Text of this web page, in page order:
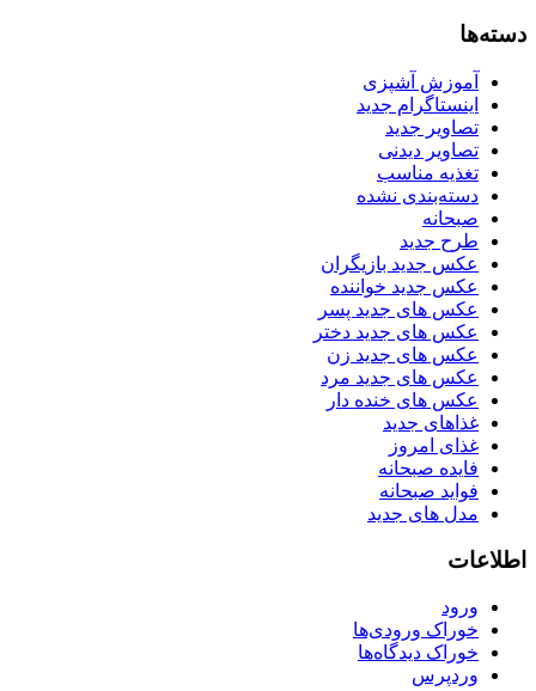
دسته‌ها
آموزش آشپزی
اینستاگرام جدید
تصاویر جدید
تصاویر دیدنی
تغذیه مناسب
دسته‌بندی نشده
صبحانه
طرح جدید
عکس جدید بازیگران
عکس جدید خواننده
عکس های جدید پسر
عکس های جدید دختر
عکس های جدید زن
عکس های جدید مرد
عکس های خنده دار
غذاهای جدید
غذای امروز
فایده صبحانه
فواید صبحانه
مدل های جدید
اطلاعات
ورود
خوراک ورودی‌ها
خوراک دیدگاه‌ها
وردپرس